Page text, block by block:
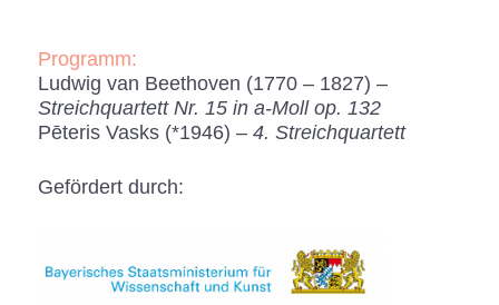
Programm:
Ludwig van Beethoven (1770 – 1827) –
Streichquartett Nr. 15 in a-Moll op. 132
Pēteris Vasks (*1946) – 4. Streichquartett
Gefördert durch: